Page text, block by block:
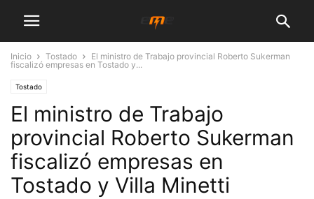
Inicio Tostado
El ministro de Trabajo provincial Roberto Sukerman
fiscalizó empresas en Tostado y...
Tostado
El ministro de Trabajo
provincial Roberto Sukerman
fiscalizó empresas en
Tostado y Villa Minetti